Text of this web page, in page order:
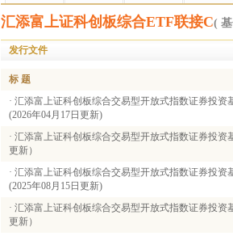
汇添富上证科创板综合ETF联接C(
发行文件
标 题
· 汇添富上证科创板综合交易型开放式指数证券投资
(2026年04月17日更新)
· 汇添富上证科创板综合交易型开放式指数证券投资
更新）
· 汇添富上证科创板综合交易型开放式指数证券投资
(2025年08月15日更新)
· 汇添富上证科创板综合交易型开放式指数证券投资
更新）